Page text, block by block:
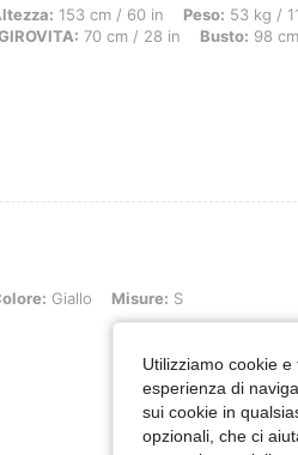
153 cm / 60 in, Peso: 53 kg / 117 lbs,
153 cm / 60 in Peso: 53 kg /
70 cm / 28 in Busto: 98
Giallo, Misure: S
Giallo Misure: S
Utilizziamo cookie
esperienza di
sui cookie in
opzionali, che ci